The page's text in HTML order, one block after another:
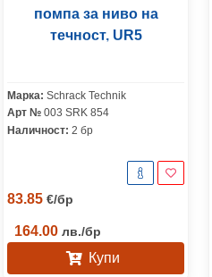
помпа за ниво на
течност, UR5
Марка: Schrack Technik
Арт № 003 SRK 854
Наличност: 2 бр
83.85 €/бр
164.00 лв./бр
Купи